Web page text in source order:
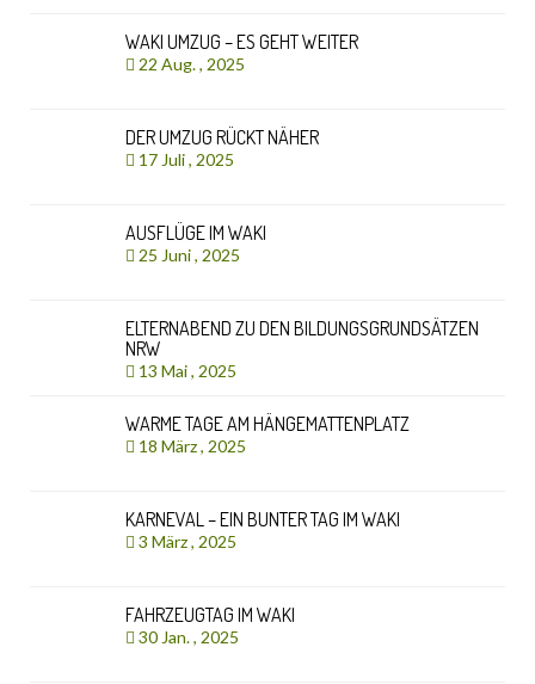
WAKI UMZUG – ES GEHT WEITER
22 Aug. , 2025
DER UMZUG RÜCKT NÄHER
17 Juli , 2025
AUSFLÜGE IM WAKI
25 Juni , 2025
ELTERNABEND ZU DEN BILDUNGSGRUNDSÄTZEN
NRW
13 Mai , 2025
WARME TAGE AM HÄNGEMATTENPLATZ
18 März , 2025
KARNEVAL – EIN BUNTER TAG IM WAKI
3 März , 2025
FAHRZEUGTAG IM WAKI
30 Jan. , 2025